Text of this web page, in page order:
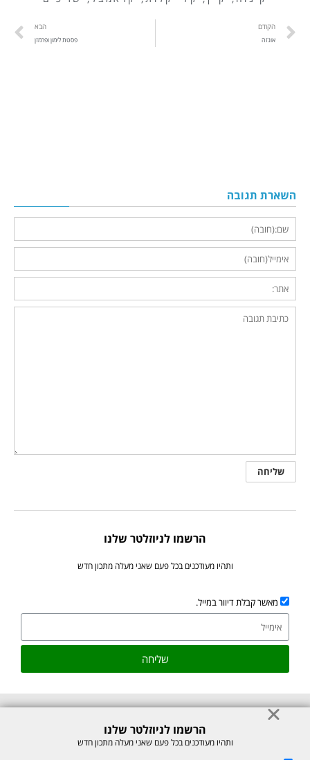
הקודם
אונזה
הבא
פסטת לימון ופרמזן
השארת תגובה
הרשמו לניוזלטר שלנו
ותהיו מעודכנים בכל פעם שאני מעלה מתכון חדש
מאשר קבלת דיוור במייל.
שליחה
© כל הזכויות לתוכן באתר שמורות למיכל רוזנבך 2026. אין להעתיק או לשכפלהרשמו לניוזלטר שלנו
ותהיו מעודכנים בכל פעם שאני מעלה מתכון חדש